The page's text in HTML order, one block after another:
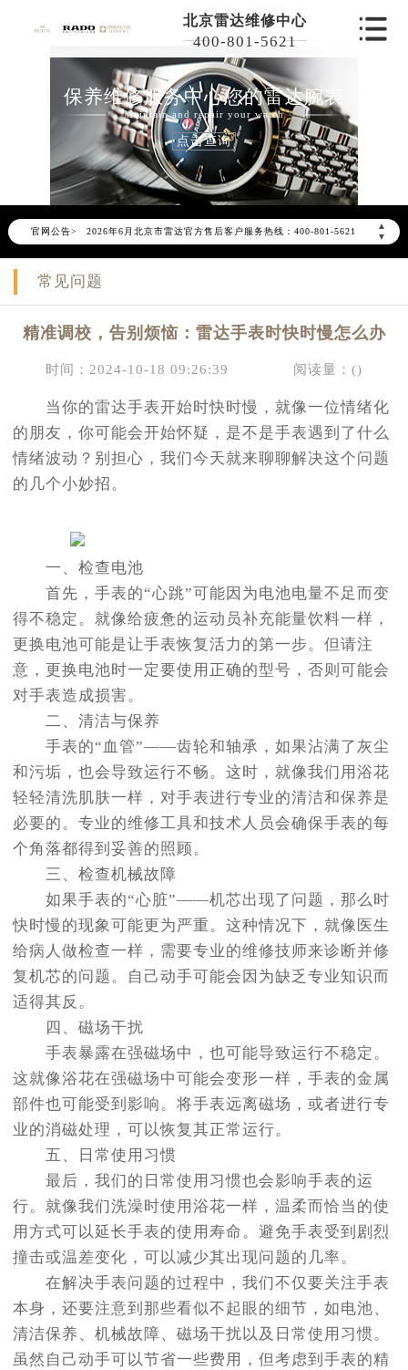
北京雷达维修中心
400-801-5621
保养维修服务中心您的雷达腕表
Maintain and repair your watch
点击查询
官网公告>
▲
▼
2026年6月雷达北京市售后服务网络优化升级公告
2026年6月北京市雷达官方售后客户服务热线：400-801-5621
2026年6月雷达售后服务中心最新网点地址：
北京市朝阳区建国门外大街甲6号华熙国际中心D座11层1102室雷达售后服务中心（需提前预约）
常见问题
精准调校，告别烦恼：雷达手表时快时慢怎么办
时间：2024-10-18 09:26:39 阅读量：()
当你的雷达手表开始时快时慢，就像一位情绪化
的朋友，你可能会开始怀疑，是不是手表遇到了什么
情绪波动？别担心，我们今天就来聊聊解决这个问题
的几个小妙招。
一、检查电池
首先，手表的“心跳”可能因为电池电量不足而变
得不稳定。就像给疲惫的运动员补充能量饮料一样，
更换电池可能是让手表恢复活力的第一步。但请注
意，更换电池时一定要使用正确的型号，否则可能会
对手表造成损害。
二、清洁与保养
手表的“血管”——齿轮和轴承，如果沾满了灰尘
和污垢，也会导致运行不畅。这时，就像我们用浴花
轻轻清洗肌肤一样，对手表进行专业的清洁和保养是
必要的。专业的维修工具和技术人员会确保手表的每
个角落都得到妥善的照顾。
三、检查机械故障
如果手表的“心脏”——机芯出现了问题，那么时
快时慢的现象可能更为严重。这种情况下，就像医生
给病人做检查一样，需要专业的维修技师来诊断并修
复机芯的问题。自己动手可能会因为缺乏专业知识而
适得其反。
四、磁场干扰
手表暴露在强磁场中，也可能导致运行不稳定。
这就像浴花在强磁场中可能会变形一样，手表的金属
部件也可能受到影响。将手表远离磁场，或者进行专
业的消磁处理，可以恢复其正常运行。
五、日常使用习惯
最后，我们的日常使用习惯也会影响手表的运
行。就像我们洗澡时使用浴花一样，温柔而恰当的使
用方式可以延长手表的使用寿命。避免手表受到剧烈
撞击或温差变化，可以减少其出现问题的几率。
在解决手表问题的过程中，我们不仅要关注手表
本身，还要注意到那些看似不起眼的细节，如电池、
清洁保养、机械故障、磁场干扰以及日常使用习惯。
虽然自己动手可以节省一些费用，但考虑到手表的精